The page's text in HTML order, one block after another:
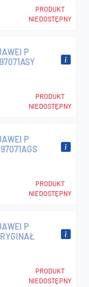
PRODUKT
NIEDOSTĘPNY
P
PRODUKT
NIEDOSTĘPNY
P
PRODUKT
NIEDOSTĘPNY
P
PRODUKT
NIEDOSTĘPNY